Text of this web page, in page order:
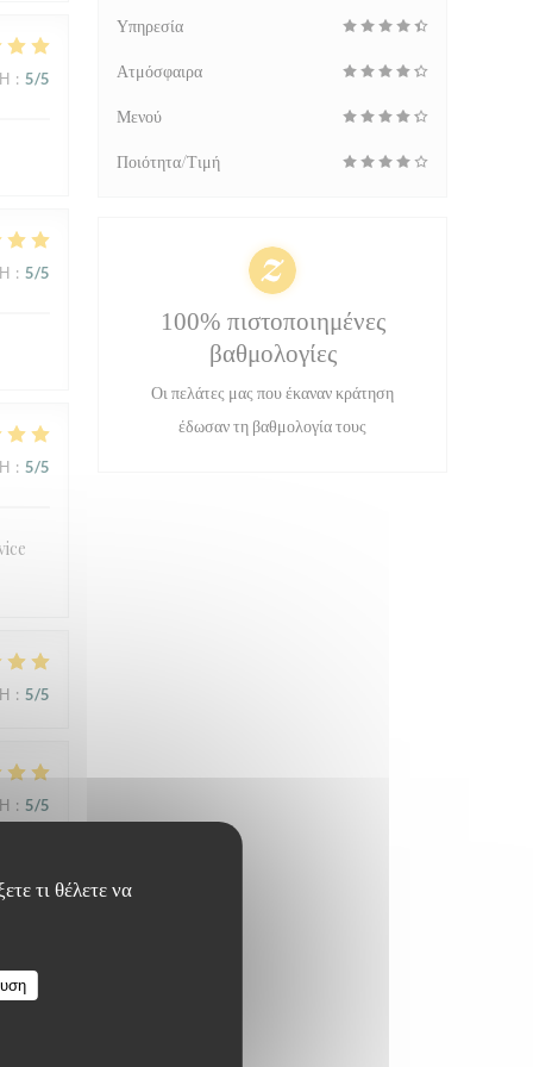
τι θέλετε να
: 5/5
: 5/5
: 5/5
: 5/5
: 5/5
Υπηρεσία
Ατμόσφαιρα
Μενού
Ποιότητα/Τιμή
100% πιστοποιημένες
βαθμολογίες
Οι πελάτες μας που έκαναν κράτηση
έδωσαν τη βαθμολογία τους